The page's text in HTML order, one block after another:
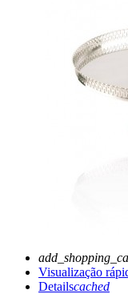
Visualização
Detailscached